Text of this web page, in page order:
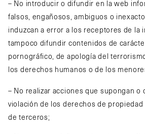
– No introducir o difundir en la web
falsos, engañosos, ambiguos o
induzcan a error a los receptores de la
tampoco difundir contenidos de
pornográfico, de apología del
los derechos humanos o de los
– No realizar acciones que supongan o
violación de los derechos de propiedad
de terceros;